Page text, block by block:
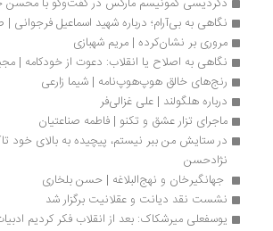
نگاهی به بی‌آرام؛ درباره شهید اسماعیل فرجوانی | صادق
مروری بر نشان‌کرده | مریم شهبازی
نگاهی به اصلاح یا انقلاب: دعوت از خودکامه | مجید
رنج‌های خالق هوپ‌هوپ‌نامه | شیما زارعی
درباره هلگولند | علی غزالی‌فر
ماجرای تزار عشق و تکنو | فاطمه صناعتیان
نژاد‌حسن
جهانگیرخان و نهج‌البلاغه | حسن بلخاری
نشست نقد دیانت و عقلانیت برگزار شد